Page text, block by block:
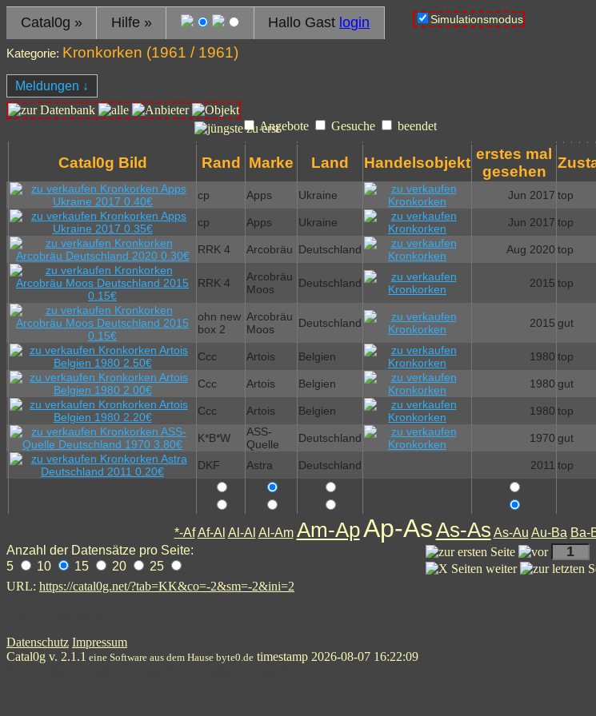
Catal0g » Hilfe » Hallo Gast login Simulationsmodus
Kategorie: Kronkorken (1961 / 1961)
Meldungen ↓
Angebote Gesuche beendet
Catal0g Bild Rand Marke Land Handelsobjekt
erstes mal
gesehen
cp Apps Ukraine Jun 2017 top
cp Apps Ukraine Jun 2017 top
RRK 4 Arcobräu Deutschland Aug 2020 top
RRK 4
Arcobräu
Moos
Deutschland 2015 top
ohn new
box 2
Arcobräu
Moos
Deutschland 2015 gut
Ccc Artois Belgien 1980 top
Ccc Artois Belgien 1980 gut
Ccc Artois Belgien 1980 top
K*B*W
ASS-
Quelle
Deutschland 1970 gut
DKF Astra Deutschland 2011 top
*-Af Af-Al Al-Al Al-Am Am-ApAp-AsAs-As As-Au Au-Ba Ba-
Anzahl der Datensätze pro Seite:
5
10 15 20 25
URL: https://catal0g.net/?tab=KK&co=-2&sm=-2&ini=2
Datenschutz Impressum
Catal0g v. 2.1.1 eine Software aus dem Hause byte0.de timestamp 2026-08-07 16:22:09